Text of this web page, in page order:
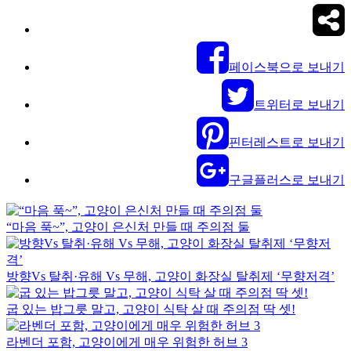
페이스북으로 보내기
트위터로 보내기
핀터레스트로 보내기
구글플러스로 보내기
“마음 푹~”, 고양이 은신처 만들 때 주의점 둘
방향Vs 탈취·유해 Vs 무해, 고양이 화장실 탈취제 ‘무향저격’
굽 있는 밥그릇 말고, 고양이 식탁 살 때 주의점 딱 셋!
라벤더 포함, 고양이에게 매우 위험한 허브 3